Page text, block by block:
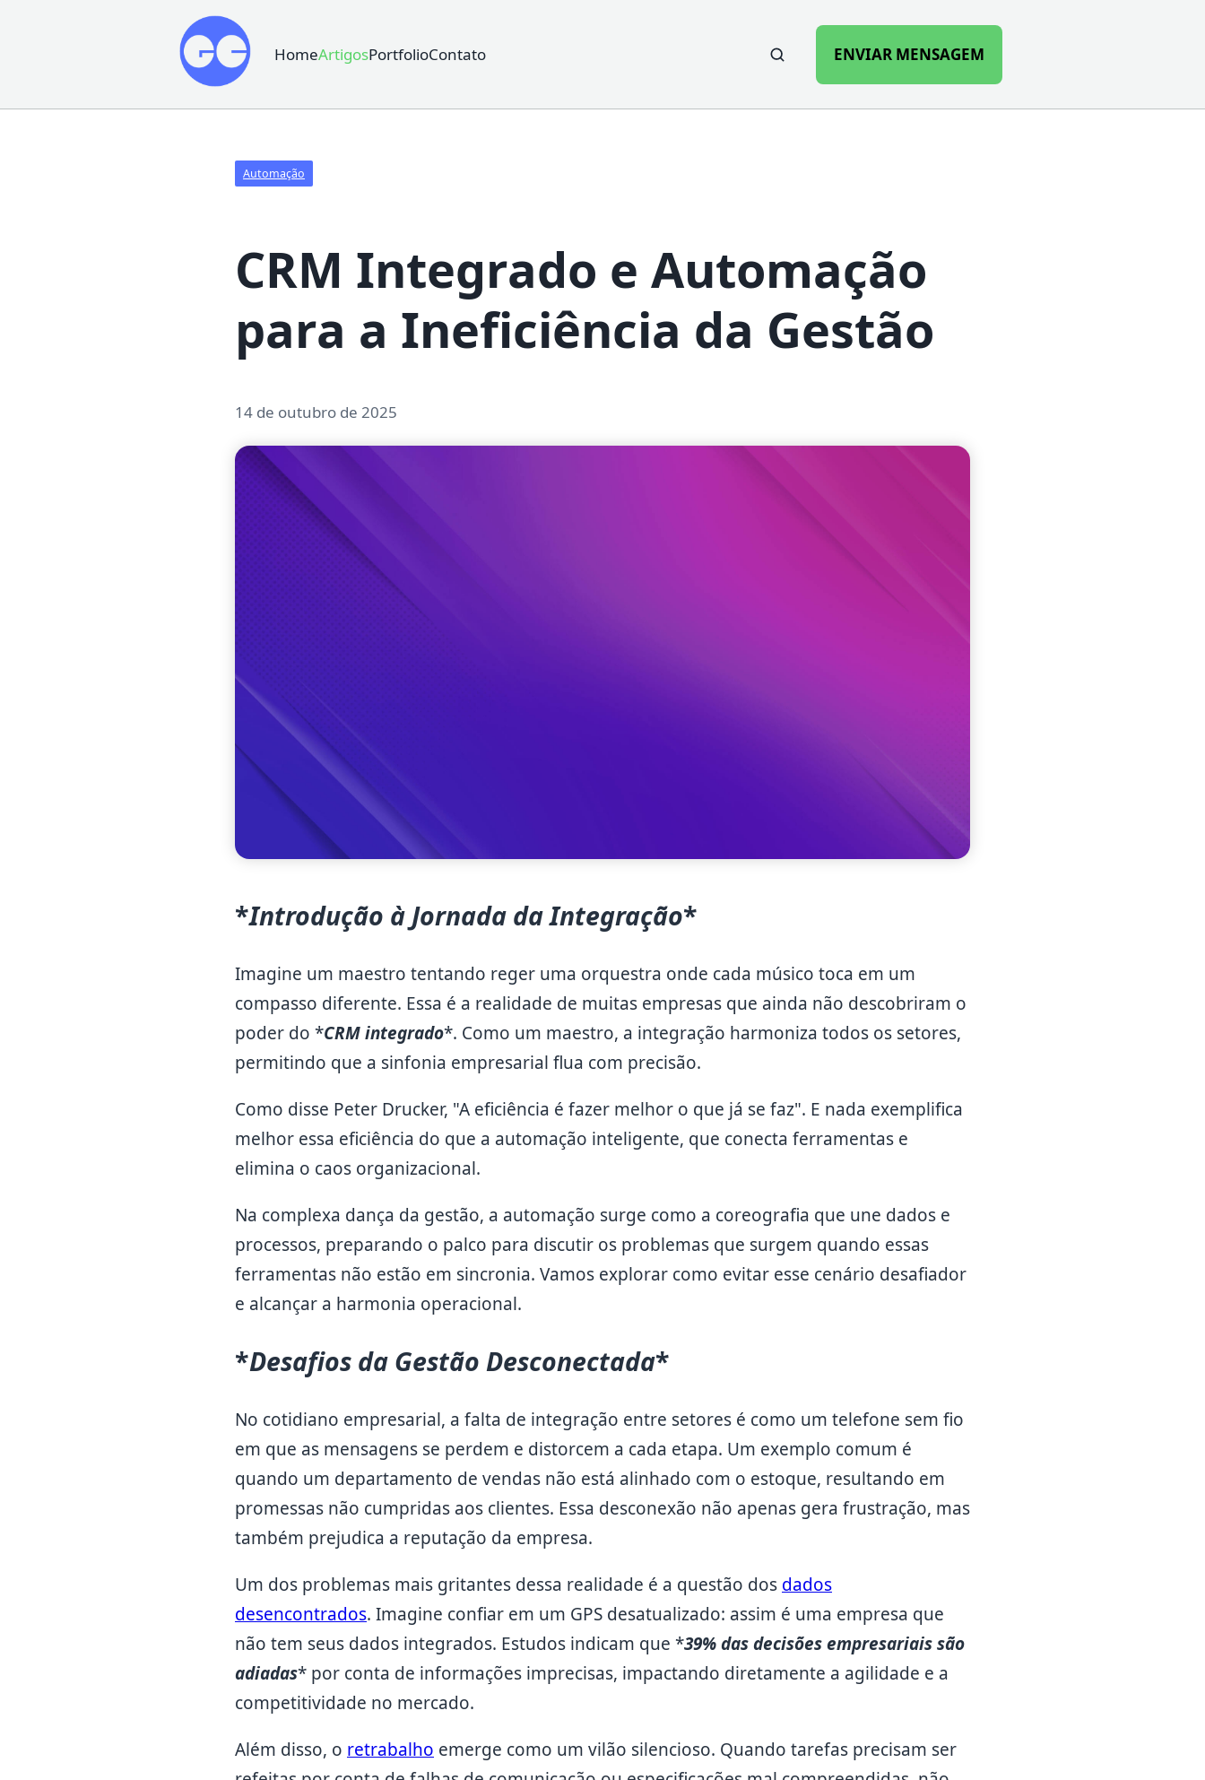
HomeArtigosPortfolioContato
Search
ENVIAR MENSAGEM
Automação
CRM Integrado e Automação
para a Ineficiência da Gestão
14 de outubro de 2025
*Introdução à Jornada da Integração*
Imagine um maestro tentando reger uma orquestra onde cada músico toca em um
compasso diferente. Essa é a realidade de muitas empresas que ainda não descobriram o
poder do *CRM integrado*. Como um maestro, a integração harmoniza todos os setores,
permitindo que a sinfonia empresarial flua com precisão.
Como disse Peter Drucker, "A eficiência é fazer melhor o que já se faz". E nada exemplifica
melhor essa eficiência do que a automação inteligente, que conecta ferramentas e
elimina o caos organizacional.
Na complexa dança da gestão, a automação surge como a coreografia que une dados e
processos, preparando o palco para discutir os problemas que surgem quando essas
ferramentas não estão em sincronia. Vamos explorar como evitar esse cenário desafiador
e alcançar a harmonia operacional.
*Desafios da Gestão Desconectada*
No cotidiano empresarial, a falta de integração entre setores é como um telefone sem fio
em que as mensagens se perdem e distorcem a cada etapa. Um exemplo comum é
quando um departamento de vendas não está alinhado com o estoque, resultando em
promessas não cumpridas aos clientes. Essa desconexão não apenas gera frustração, mas
também prejudica a reputação da empresa.
Um dos problemas mais gritantes dessa realidade é a questão dos dados
desencontrados. Imagine confiar em um GPS desatualizado: assim é uma empresa que
não tem seus dados integrados. Estudos indicam que *39% das decisões empresariais são
adiadas* por conta de informações imprecisas, impactando diretamente a agilidade e a
competitividade no mercado.
Além disso, o retrabalho emerge como um vilão silencioso. Quando tarefas precisam ser